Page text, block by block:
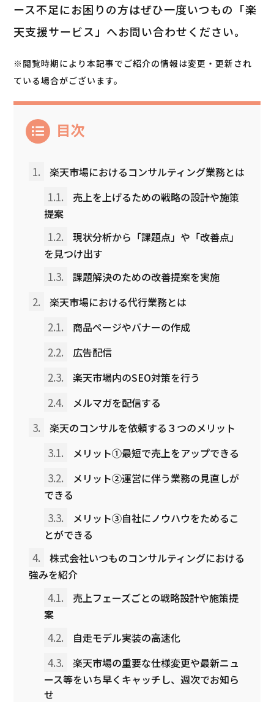
ース不足にお困りの方はぜひ一度いつもの「楽
天支援サービス」へお問い合わせください。
※閲覧時期により本記事でご紹介の情報は変更・更新され
ている場合がございます。
目次
1. 楽天市場におけるコンサルティング業務とは
1.1.
売上を上げるための戦略の設計や施策
提案
1.2.
現状分析から「課題点」や「改善点」
を見つけ出す
1.3. 課題解決のための改善提案を実施
2. 楽天市場における代行業務とは
2.1. 商品ページやバナーの作成
2.2. 広告配信
2.3. 楽天市場内のSEO対策を行う
2.4. メルマガを配信する
3. 楽天のコンサルを依頼する３つのメリット
3.1. メリット①最短で売上をアップできる
3.2.
メリット②運営に伴う業務の見直しが
できる
3.3.
メリット③自社にノウハウをためるこ
とができる
4.
株式会社いつものコンサルティングにおける
強みを紹介
4.1.
売上フェーズごとの戦略設計や施策提
案
4.2. 自走モデル実装の高速化
4.3.
楽天市場の重要な仕様変更や最新ニュ
ース等をいち早くキャッチし、週次でお知ら
せ